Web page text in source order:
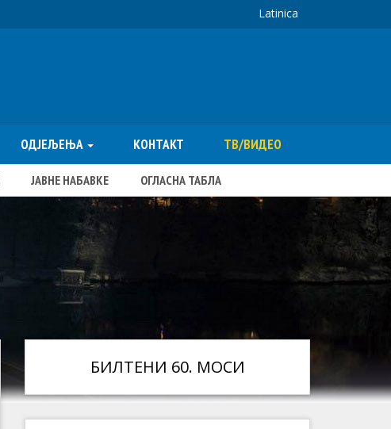
Latinica
ОДЈЕЉЕЊА КОНТАКТ ТВ/ВИДЕО
ЈАВНЕ НАБАВКЕ ОГЛАСНА ТАБЛА
БИЛТЕНИ 60. МОСИ